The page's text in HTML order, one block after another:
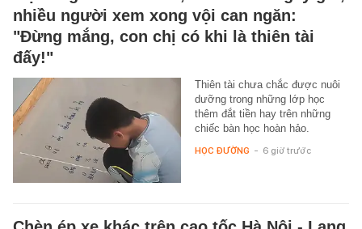
nhiều người xem xong vội can ngăn:
"Đừng mắng, con chị có khi là thiên tài
đấy!"
Thiên tài chưa chắc được nuôi
dưỡng trong những lớp học
thêm đắt tiền hay trên những
chiếc bàn học hoàn hảo.
HỌC ĐƯỜNG - 6 giờ trước